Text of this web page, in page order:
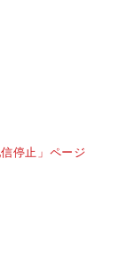
停止」ページ